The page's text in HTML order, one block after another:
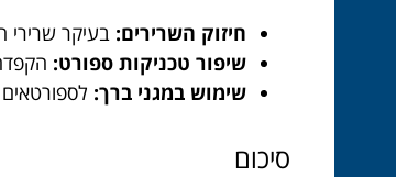
חיזוק השרירים: בעיקר שרירי
שיפור טכניקות ספורט:
שימוש במגני ברך:
סיכום